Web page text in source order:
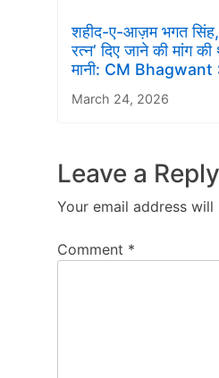
शहीद-ए-आज़म भगत
रत्न’ दिए जाने की मांग
मानी: CM
March 24, 2026
Leave a Reply
Your email address
Comment *